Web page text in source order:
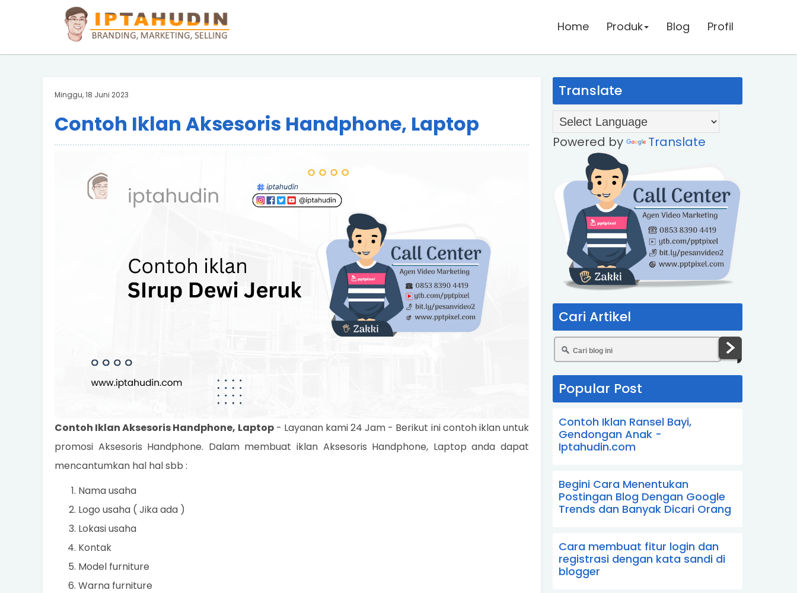
BARAND ANDA
Deskripsi Singkat Saja
Home Produk Blog Profil
Home Produk Blog Profil
Minggu, 18 Juni 2023
Contoh Iklan Aksesoris Handphone, Laptop
Contoh Iklan Aksesoris Handphone, Laptop- Layanan kami 24 Jam - Berikut ini contoh iklan untuk
promosi Aksesoris Handphone. Dalam membuat iklan Aksesoris Handphone, Laptop anda dapat
mencantumkan hal hal sbb :
Nama usaha
Logo usaha ( Jika ada )
Lokasi usaha
Kontak
Model furniture
Warna furniture
Translate
Powered by Translate
Cari Artikel
Popular Post
Contoh Iklan Ransel Bayi,
Gendongan Anak -
Iptahudin.com
Begini Cara Menentukan
Postingan Blog Dengan Google
Trends dan Banyak Dicari Orang
Cara membuat fitur login dan
registrasi dengan kata sandi di
blogger